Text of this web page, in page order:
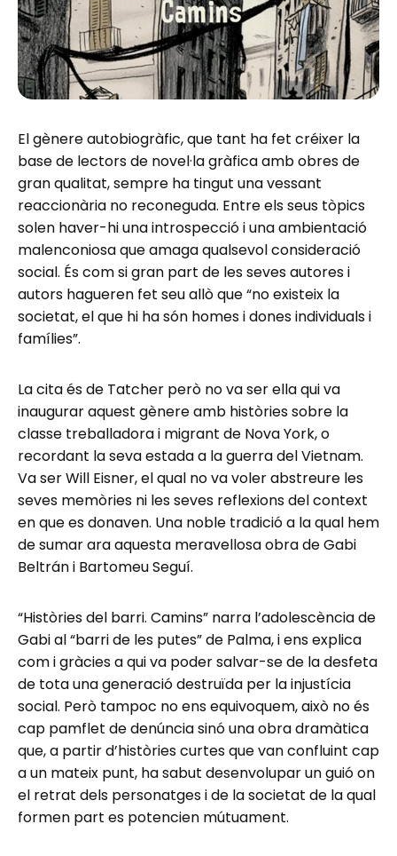
El gènere autobiogràfic, que tant ha fet créixer la
base de lectors de novel·la gràfica amb obres de
gran qualitat, sempre ha tingut una vessant
reaccionària no reconeguda. Entre els seus tòpics
solen haver-hi una introspecció i una ambientació
malenconiosa que amaga qualsevol consideració
social. És com si gran part de les seves autores i
autors hagueren fet seu allò que “no existeix la
societat, el que hi ha són homes i dones individuals i
famílies”.
La cita és de Tatcher però no va ser ella qui va
inaugurar aquest gènere amb històries sobre la
classe treballadora i migrant de Nova York, o
recordant la seva estada a la guerra del Vietnam.
Va ser Will Eisner, el qual no va voler abstreure les
seves memòries ni les seves reflexions del context
en que es donaven. Una noble tradició a la qual hem
de sumar ara aquesta meravellosa obra de Gabi
Beltrán i Bartomeu Seguí.
“Històries del barri. Camins” narra l’adolescència de
Gabi al “barri de les putes” de Palma, i ens explica
com i gràcies a qui va poder salvar-se de la desfeta
de tota una generació destruïda per la injustícia
social. Però tampoc no ens equivoquem, això no és
cap pamflet de denúncia sinó una obra dramàtica
que, a partir d’històries curtes que van confluint cap
a un mateix punt, ha sabut desenvolupar un guió on
el retrat dels personatges i de la societat de la qual
formen part es potencien mútuament.